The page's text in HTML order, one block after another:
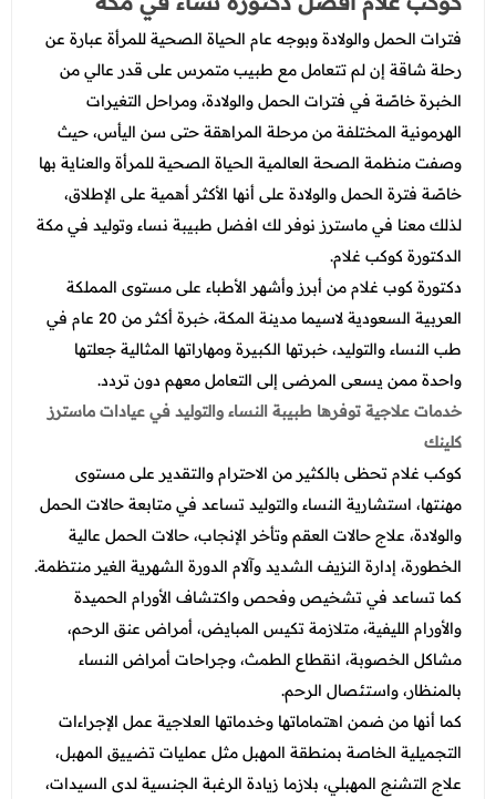
فترات الحمل والولادة وبوجه عام الحياة الصحية للمرأة عبارة عن
رحلة شاقة إن لم تتعامل مع طبيب متمرس على قدر عالي من
الخبرة خاصًة في فترات الحمل والولادة، ومراحل التغيرات
الهرمونية المختلفة من مرحلة المراهقة حتى سن اليأس، حيث
وصفت منظمة الصحة العالمية الحياة الصحية للمرأة والعناية بها
خاصًة فترة الحمل والولادة على أنها الأكثر أهمية على الإطلاق،
لذلك معنا في ماسترز نوفر لكافضل طبيبة نساء وتوليد في مكة
الدكتورة كوكب غلام.
دكتورة كوب غلام من أبرز وأشهر الأطباء على مستوى المملكة
العربية السعودية لاسيما مدينة المكة، خبرة أكثر من 20 عام في
طب النساء والتوليد، خبرتها الكبيرة ومهاراتها المثالية جعلتها
واحدة ممن يسعى المرضى إلى التعامل معهم دون تردد.
خدمات علاجية توفرها طبيبة النساء والتوليد في عيادات ماسترز
كلينك
كوكب غلام تحظى بالكثير من الاحترام والتقدير على مستوى
مهنتها، استشارية النساء والتوليد تساعد في متابعة حالات الحمل
والولادة، علاج حالات العقم وتأخر الإنجاب، حالات الحمل عالية
الخطورة، إدارة النزيف الشديد وآلام الدورة الشهرية الغير منتظمة.
كما تساعد في تشخيص وفحص واكتشاف الأورام الحميدة
والأورام الليفية، متلازمة تكيس المبايض، أمراض عنق الرحم،
مشاكل الخصوبة، انقطاع الطمث، وجراحات أمراض النساء
بالمنظار، واستئصال الرحم.
كما أنها من ضمن اهتماماتها وخدماتها العلاجية عمل الإجراءات
التجميلية الخاصة بمنطقة المهبل مثل عمليات تضييق المهبل،
علاج التشنج المهبلي، بلازما زيادة الرغبة الجنسية لدى السيدات،